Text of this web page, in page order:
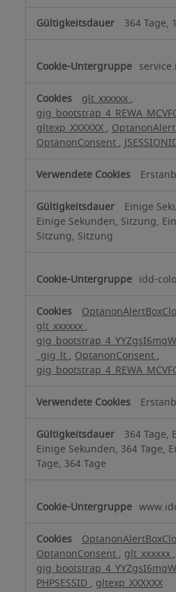
364 Tage,
glt_xxxxxx,
gltexp_XXXXXX,
OptanonConsent,
Einige
Einige Sekunden, Sitzung,
Sitzung, Sitzung
idd-
glt_xxxxxx,
_gig_lt, OptanonConsent,
364 Tage,
Einige Sekunden, 364 Tage,
Tage, 364 Tage
OptanonConsent, glt_xxxxxx,
PHPSESSID, gltexp_XXXXXX